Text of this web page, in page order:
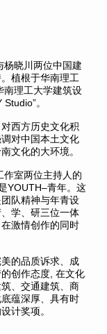
杨晓川两位中国建
植根于华南理工
南理工大学建筑设
。
西方历史文化积
对中国本土文化
文化的大环境。
作室两位主持人的
YOUTH–青年。这
队精神与年青设
学、研三位一体
激情创作的同时
的品质诉求、成
创作态度, 在文化
、交通建筑、商
蕴深厚、具有时
计奖项。